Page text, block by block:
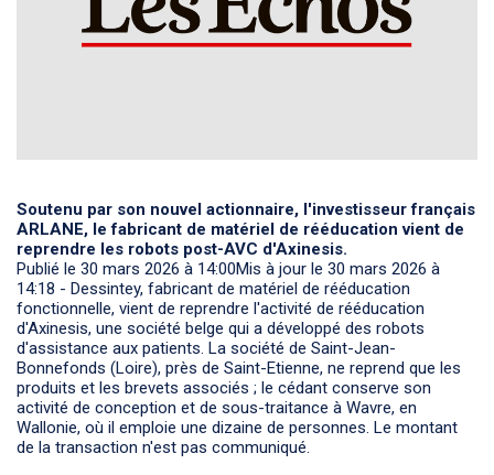
Soutenu par son nouvel actionnaire, l'investisseur français
ARLANE, le fabricant de matériel de rééducation vient de
reprendre les robots post-AVC d'Axinesis.
Publié le 30 mars 2026 à 14:00Mis à jour le 30 mars 2026 à
14:18 - Dessintey, fabricant de matériel de rééducation
fonctionnelle, vient de reprendre l'activité de rééducation
d'Axinesis, une société belge qui a développé des robots
d'assistance aux patients. La société de Saint-Jean-
Bonnefonds (Loire), près de Saint-Etienne, ne reprend que les
produits et les brevets associés ; le cédant conserve son
activité de conception et de sous-traitance à Wavre, en
Wallonie, où il emploie une dizaine de personnes. Le montant
de la transaction n'est pas communiqué.